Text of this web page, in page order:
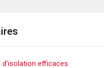
efficaces